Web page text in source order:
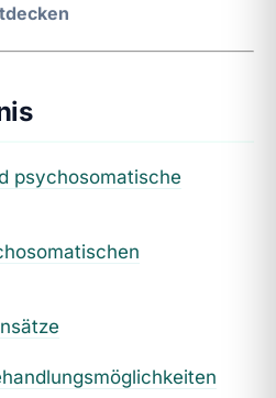
psychosomatische